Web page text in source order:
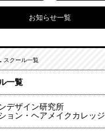
お知らせ一覧
スクール一覧
一覧
デザイン研究所
ョン・ヘアメイクカレッジ